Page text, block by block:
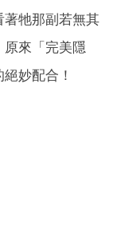
著牠那副若無其
來「完美隱
妙配合！